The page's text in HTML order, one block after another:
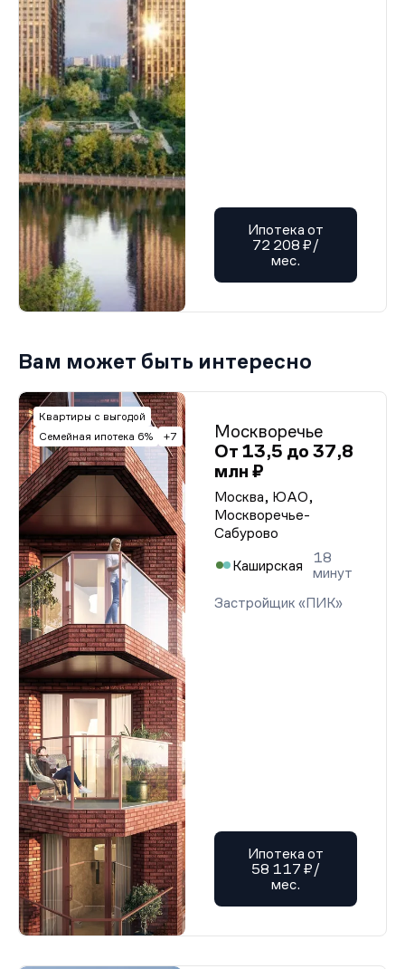
Ипотека от
72 208 ₽/
мес.
Вам может быть интересно
Квартиры с выгодой
Семейная ипотека 6%
+7
Москворечье
От 13,5 до 37,8
млн ₽
Москва, ЮАО,
Москворечье-
Сабурово
Каширская
18
минут
Застройщик «ПИК»
Ипотека от
58 117 ₽/
мес.